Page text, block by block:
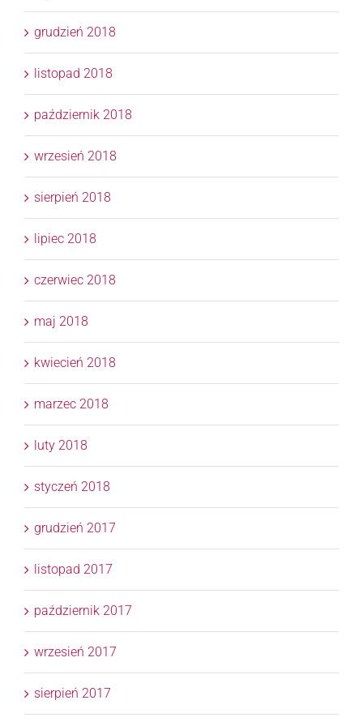
grudzień 2018
listopad 2018
październik 2018
wrzesień 2018
sierpień 2018
lipiec 2018
czerwiec 2018
maj 2018
kwiecień 2018
marzec 2018
luty 2018
styczeń 2018
grudzień 2017
listopad 2017
październik 2017
wrzesień 2017
sierpień 2017